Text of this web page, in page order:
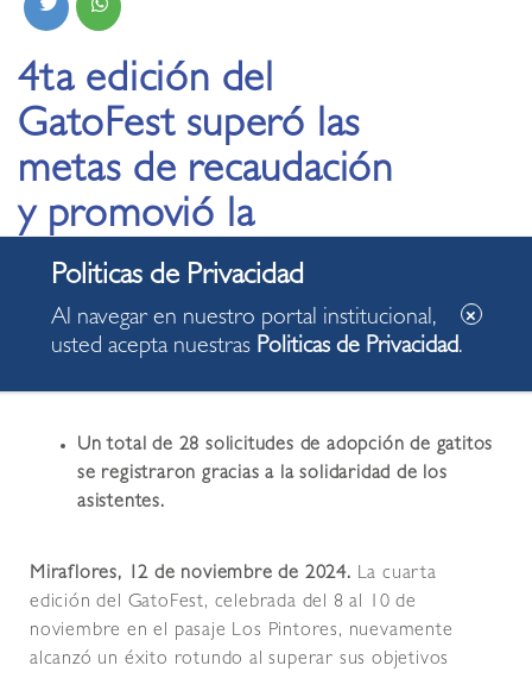
4ta edición del
GatoFest superó las
metas de recaudación
y promovió la
adopción de más
gatitos del Kennedy
Un total de 28 solicitudes de adopción de gatitos
se registraron gracias a la solidaridad de los
asistentes.
Miraflores, 12 de noviembre de 2024. La cuarta
edición del GatoFest, celebrada del 8 al 10 de
noviembre en el pasaje Los Pintores, nuevamente
alcanzó un éxito rotundo al superar sus objetivos
Al navegar en nuestro portal institucional,
usted acepta nuestras Politicas de Privacidad.